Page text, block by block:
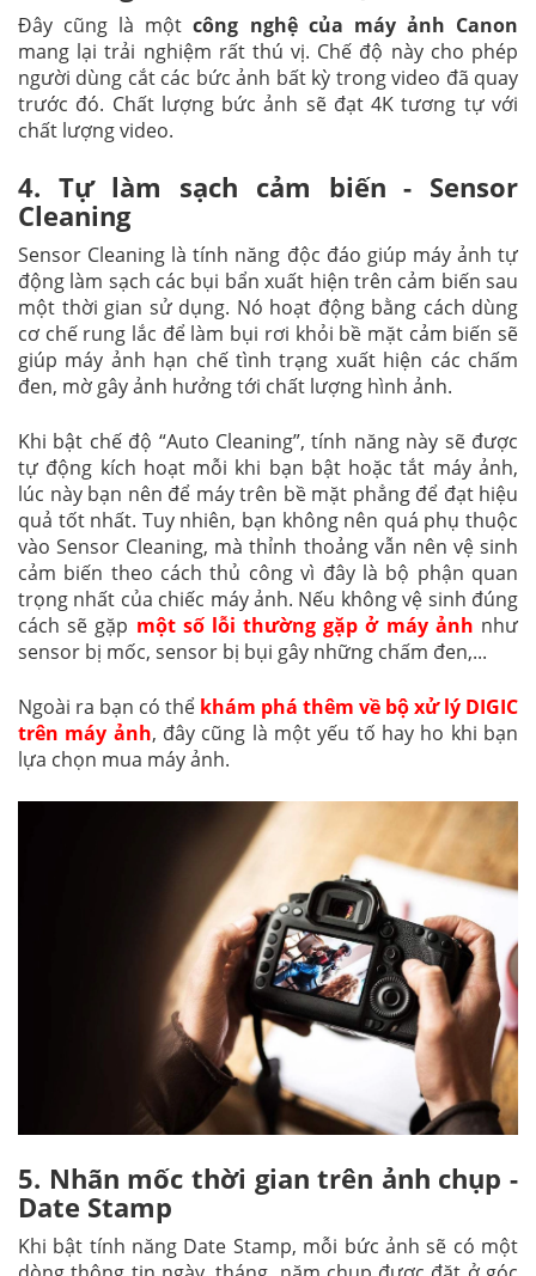
Đây cũng là mộtcông nghệ của máy ảnh Canon
mang lại trải nghiệm rất thú vị. Chế độ này cho phép
người dùng cắt các bức ảnh bất kỳ trong video đã quay
trước đó. Chất lượng bức ảnh sẽ đạt 4K tương tự với
chất lượng video.
4. Tự làm sạch cảm biến - Sensor
Cleaning
Sensor Cleaning là tính năng độc đáo giúp máy ảnh tự
động làm sạch các bụi bẩn xuất hiện trên cảm biến sau
một thời gian sử dụng. Nó hoạt động bằng cách dùng
cơ chế rung lắc để làm bụi rơi khỏi bề mặt cảm biến sẽ
giúp máy ảnh hạn chế tình trạng xuất hiện các chấm
đen, mờ gây ảnh hưởng tới chất lượng hình ảnh.
Khi bật chế độ “Auto Cleaning”, tính năng này sẽ được
tự động kích hoạt mỗi khi bạn bật hoặc tắt máy ảnh,
lúc này bạn nên để máy trên bề mặt phẳng để đạt hiệu
quả tốt nhất. Tuy nhiên, bạn không nên quá phụ thuộc
vào Sensor Cleaning, mà thỉnh thoảng vẫn nên vệ sinh
cảm biến theo cách thủ công vì đây là bộ phận quan
trọng nhất của chiếc máy ảnh. Nếu không vệ sinh đúng
cách sẽ gặp một số lỗi thường gặp ở máy ảnh như
sensor bị mốc, sensor bị bụi gây những chấm đen,...
Ngoài ra bạn có thể khám phá thêm về bộ xử lý DIGIC
trên máy ảnh, đây cũng là một yếu tố hay ho khi bạn
lựa chọn mua máy ảnh.
5. Nhãn mốc thời gian trên ảnh chụp -
Date Stamp
Khi bật tính năng Date Stamp, mỗi bức ảnh sẽ có một